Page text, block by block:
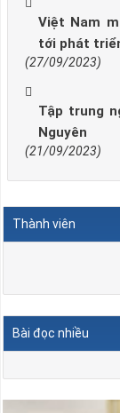
Việt Nam
tới phát
(27/09/2023)
Tập trung
Nguyên
(21/09/2023)
Thành viên
Bài đọc nhiều